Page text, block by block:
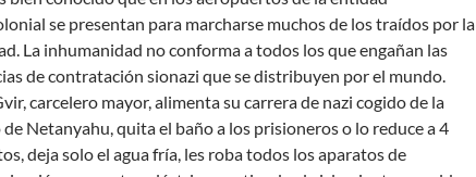
se presentan para marcharse muchos de los traídos por la
La inhumanidad no conforma a todos los que engañan las
de contratación sionazi que se distribuyen por el mundo.
carcelero mayor, alimenta su carrera de nazi cogido de la
de Netanyahu, quita el baño a los prisioneros o lo reduce a 4
deja solo el agua fría, les roba todos los aparatos de